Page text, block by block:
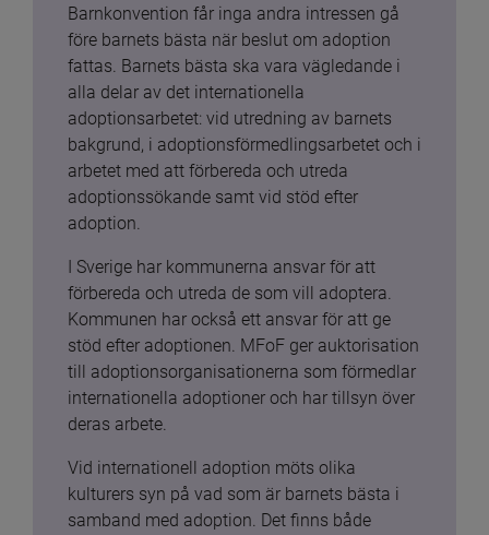
Barnkonvention får inga andra intressen gå
före barnets bästa när beslut om adoption
fattas. Barnets bästa ska vara vägledande i
alla delar av det internationella
adoptionsarbetet: vid utredning av barnets
bakgrund, i adoptionsförmedlingsarbetet och i
arbetet med att förbereda och utreda
adoptionssökande samt vid stöd efter
adoption.
I Sverige har kommunerna ansvar för att
förbereda och utreda de som vill adoptera.
Kommunen har också ett ansvar för att ge
stöd efter adoptionen. MFoF ger auktorisation
till adoptionsorganisationerna som förmedlar
internationella adoptioner och har tillsyn över
deras arbete.
Vid internationell adoption möts olika
kulturers syn på vad som är barnets bästa i
samband med adoption. Det finns både